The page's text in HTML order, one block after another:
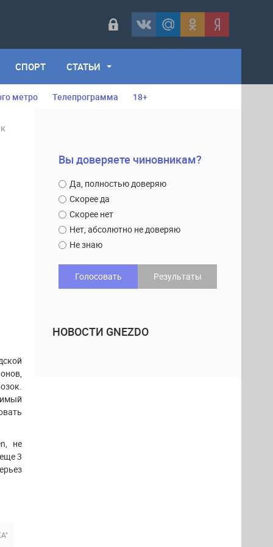
СПОРТ СТАТЬИ
метро Телепрограмма 18+
не
3
Вы доверяете чиновникам?
Да, полностью доверяю
Скорее да
Скорее нет
Нет, абсолютно не доверяю
Не знаю
Голосовать Результаты
НОВОСТИ GNEZDO